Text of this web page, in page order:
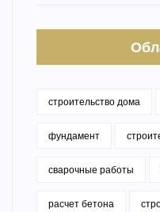
строительство дома
фундамент
сварочные работы
расчет бетона